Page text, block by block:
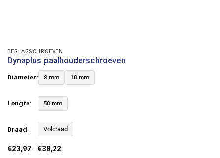
BESLAGSCHROEVEN
Dynaplus paalhouderschroeven
Diameter: 8 mm 10 mm
Lengte: 50 mm
Draad: Voldraad
€23,97 - €38,22Prijsklasse: